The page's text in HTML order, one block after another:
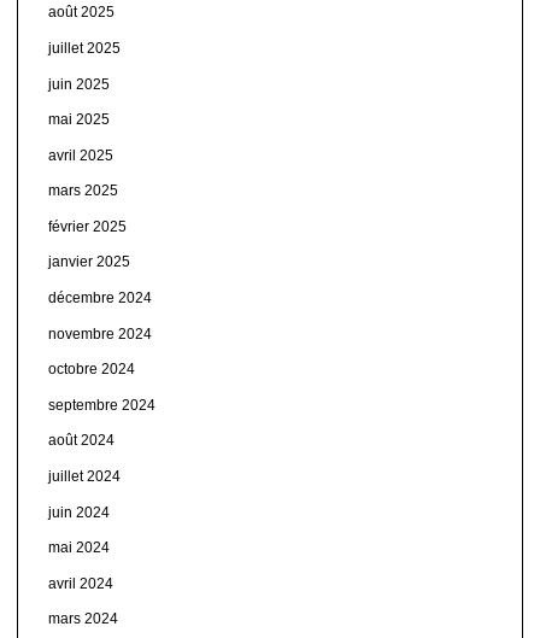
août 2025
juillet 2025
juin 2025
mai 2025
avril 2025
mars 2025
février 2025
janvier 2025
décembre 2024
novembre 2024
octobre 2024
septembre 2024
août 2024
juillet 2024
juin 2024
mai 2024
avril 2024
mars 2024